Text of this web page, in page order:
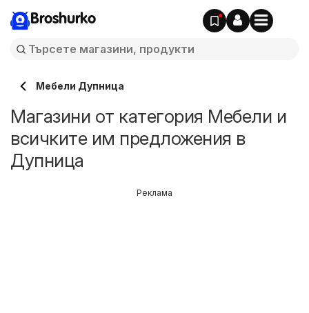
Broshurko
Мебели Дупница
Магазини от категория Мебели и
всичките им предложения в
Дупница
Реклама